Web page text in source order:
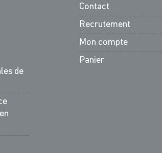
de
Contact
Recrutement
Mon compte
Panier